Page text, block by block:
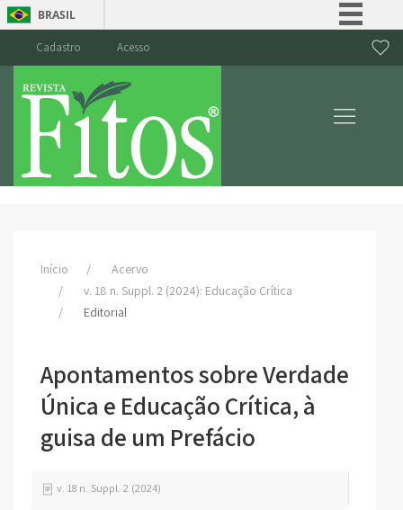
BRASIL
Canais
Cadastro Acesso
Início
Acervo
v. 18 n. Suppl. 2 (2024): Educação Crítica
Editorial
Apontamentos sobre Verdade
Única e Educação Crítica, à
guisa de um Prefácio
v. 18 n. Suppl. 2 (2024)